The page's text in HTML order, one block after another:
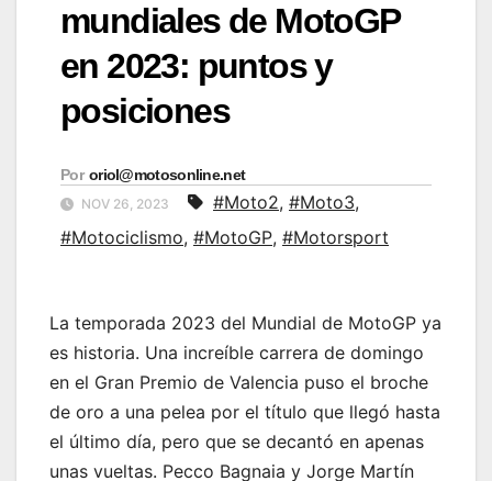
mundiales de MotoGP
en 2023: puntos y
posiciones
Por oriol@motosonline.net
NOV 26, 2023 #Moto2, #Moto3,
#Motociclismo, #MotoGP, #Motorsport
La temporada 2023 del Mundial de MotoGP ya
es historia. Una increíble carrera de domingo
en el Gran Premio de Valencia puso el broche
de oro a una pelea por el título que llegó hasta
el último día, pero que se decantó en apenas
unas vueltas. Pecco Bagnaia y Jorge Martín